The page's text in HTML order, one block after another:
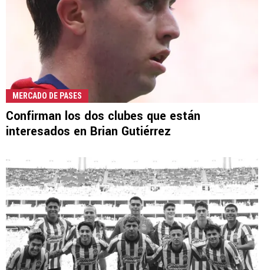
MERCADO DE PASES
Confirman los dos clubes que están
interesados en Brian Gutiérrez